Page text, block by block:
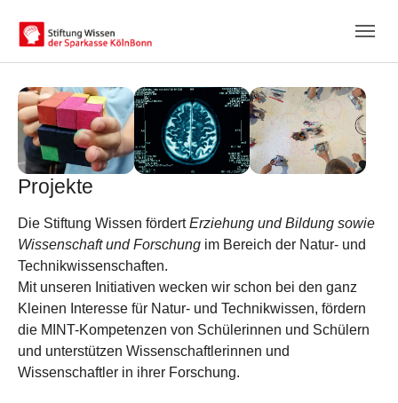
Projekte
Die Stiftung Wissen fördertErziehung und Bildung sowie
Wissenschaft und Forschung im Bereich der Natur- und
Technikwissenschaften.
Mit unseren Initiativen wecken wir schon bei den ganz
Kleinen Interesse für Natur- und Technikwissen, fördern
die MINT-Kompetenzen von Schülerinnen und Schülern
und unterstützen Wissenschaftlerinnen und
Wissenschaftler in ihrer Forschung.